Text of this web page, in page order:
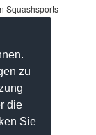
zu
die
Sie
Squashsports